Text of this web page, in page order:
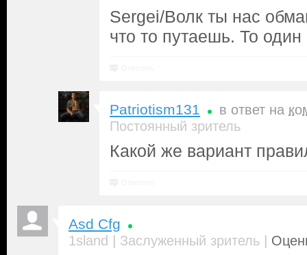
Sergei/Волк ты нас
что то путаешь. То один
Patriotism131 в ответ на
Постоянный зритель
Какой же вариант
Asd Cfg
1sland | Заслуженный зритель |